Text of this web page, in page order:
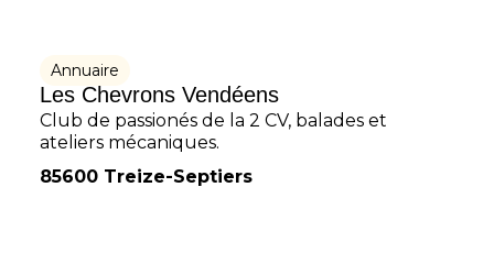
Annuaire
Les Chevrons Vendéens
Club de passionés de la 2 CV, balades et
ateliers mécaniques.
85600 Treize-Septiers